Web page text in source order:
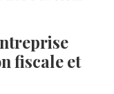
fiscale et